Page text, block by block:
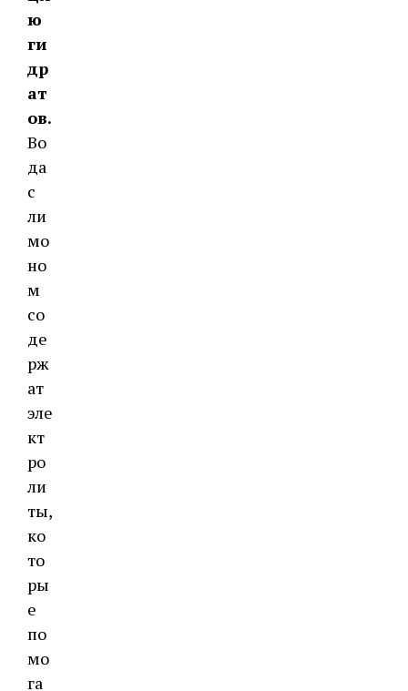
ю
ги
др
ат
ов.
Во
да
с
ли
мо
но
м
со
де
рж
ат
эле
кт
ро
ли
ты,
ко
то
ры
е
по
мо
га